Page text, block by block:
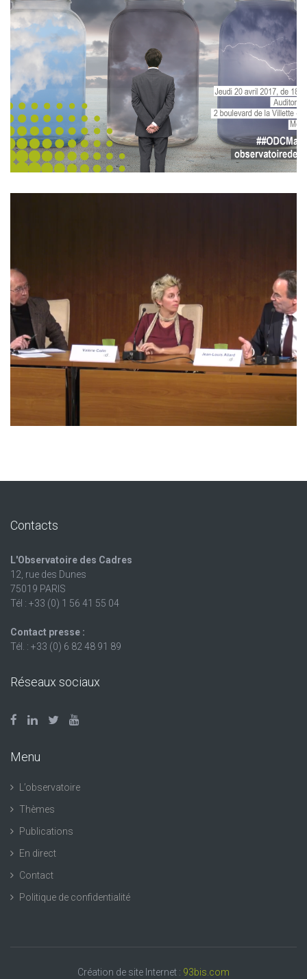
Contacts
L'Observatoire des Cadres
12, rue des Dunes
75019 PARIS
Tél : +33 (0) 1 56 41 55 04
Contact presse :
Tél. : +33 (0) 6 82 48 91 89
Réseaux sociaux
Menu
L’observatoire
Thèmes
Publications
En direct
Contact
Politique de confidentialité
Création de site Internet : 93bis.com